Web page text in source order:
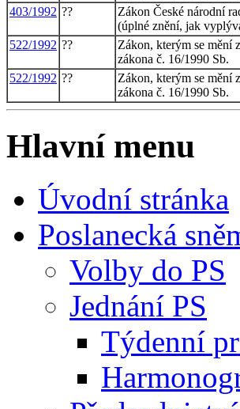
403/1992 ??
Zákon České národní
(úplné znění, jak
522/1992 ??
Zákon, kterým se mění
zákona č. 16/1990 Sb.
522/1992 ??
Zákon, kterým se mění
zákona č. 16/1990 Sb.
Hlavní menu
Úvodní stránka
Poslanecká
Volby do PS
Jednání PS
Týdenní